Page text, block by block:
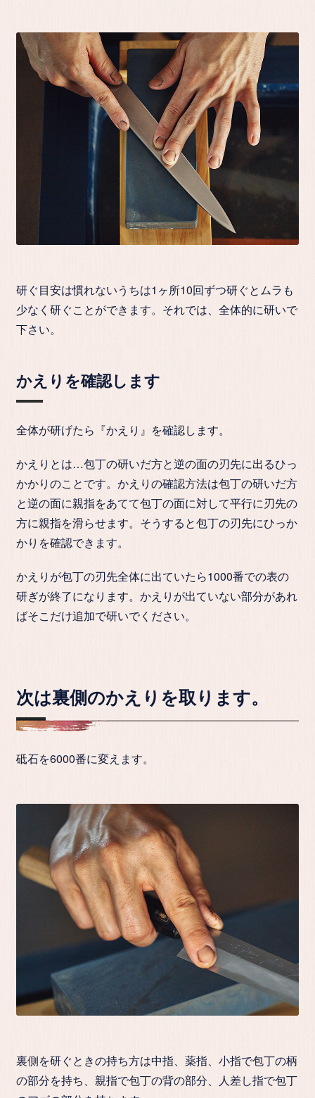
研ぐ目安は慣れないうちは1ヶ所10回ずつ研ぐとムラも
少なく研ぐことができます。それでは、全体的に研いで
下さい。
かえりを確認します
全体が研げたら 『かえり』を確認します。
かえりとは…包丁の研いだ方と逆の面の刃先に出るひっ
かかりのことです。かえりの確認方法は包丁の研いだ方
と逆の面に親指をあてて包丁の面に対して平行に刃先の
方に親指を滑らせます。そうすると包丁の刃先にひっか
かりを確認できます。
かえりが包丁の刃先全体に出ていたら1000番での表の
研ぎが終了になります。かえりが出ていない部分があれ
ばそこだけ追加で研いでください。
次は裏側のかえりを取ります。
砥石を6000番に変えます。
裏側を研ぐときの持ち方は中指、薬指、小指で包丁の柄
の部分を持ち、親指で包丁の背の部分、人差し指で包丁